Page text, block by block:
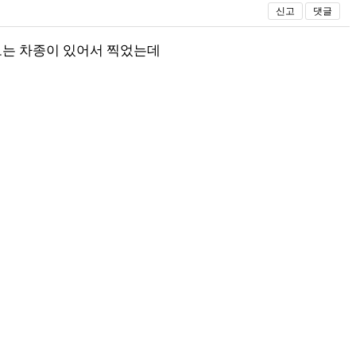
신고 댓글
차종이 있어서 찍었는데